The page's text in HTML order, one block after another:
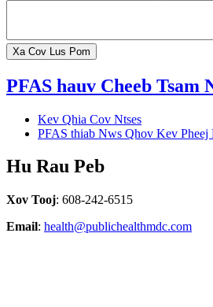
PFAS hauv Cheeb Tsam
Kev Qhia Cov Ntses
PFAS thiab Nws Qhov Kev
Hu Rau Peb
Xov Tooj: 608-242-6515
Email: health@publichealthmdc.com